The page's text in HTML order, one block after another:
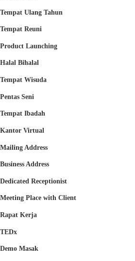
Ulang Tahun
Reuni
Launching
Bihalal
Wisuda
Seni
Ibadah
Virtual
Address
Address
Receptionist
Place with Client
Kerja
Masak